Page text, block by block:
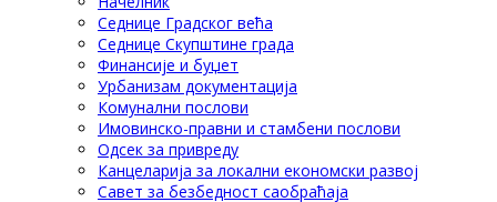
Седнице Градског већа
Седнице Скупштине града
Финансије и буџет
Урбанизам документација
Комунални послови
Имовинско-правни и стамбени послови
Одсек за привреду
Канцеларија за локални економски развој
Савет за безбедност саобраћаја